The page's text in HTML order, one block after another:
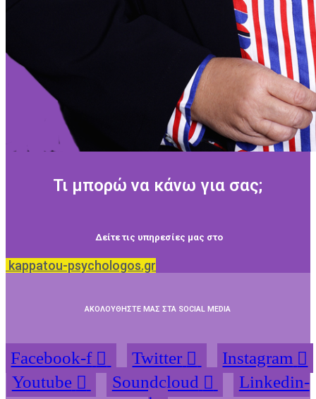
Τι μπορώ να κάνω για σας;
Δείτε τις υπηρεσίες μας στο
kappatou-psychologos.gr
ΑΚΟΛΟΥΘΗΣΤΕ ΜΑΣ ΣΤΑ SOCIAL MEDIA
Facebook-f Twitter
Instagram
Youtube
Soundcloud
Linkedin-